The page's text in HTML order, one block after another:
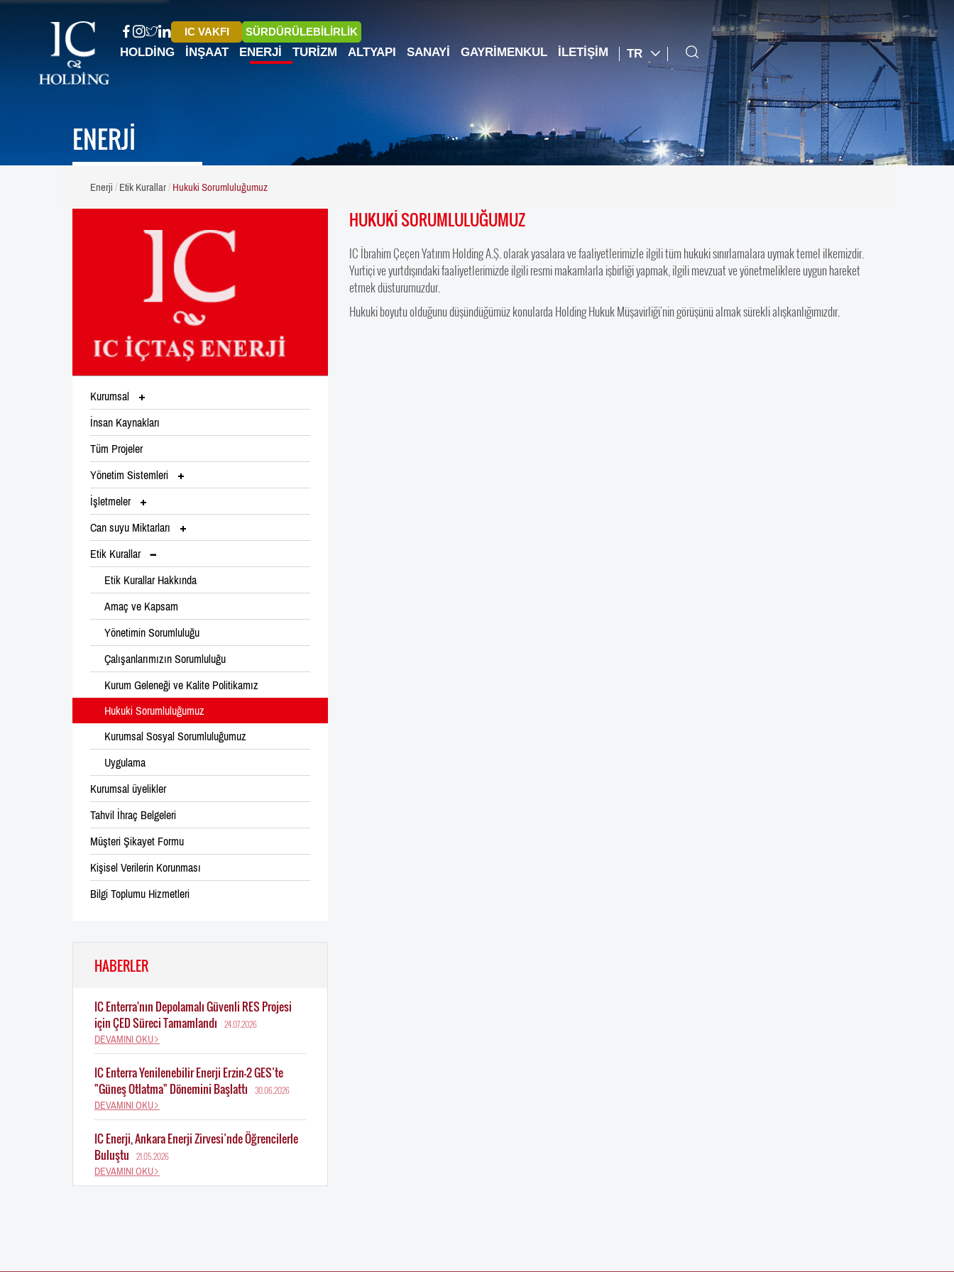
IC VAKFI SÜRDÜRÜLEBİLİRLİK
HOLDING İNŞAAT ENERJI TURIZM ALTYAPI SANAYI GAYRIMENKUL İLETIŞIM TR
ENERJİ
Enerji Etik Kurallar Hukuki Sorumluluğumuz
Kurumsal
İnsan Kaynakları
Tüm Projeler
Yönetim Sistemleri
İşletmeler
Can suyu Miktarları
Etik Kurallar
Etik Kurallar Hakkında
Amaç ve Kapsam
Yönetimin Sorumluluğu
Çalışanlarımızın Sorumluluğu
Kurum Geleneği ve Kalite Politikamız
Hukuki Sorumluluğumuz
Kurumsal Sosyal Sorumluluğumuz
Uygulama
Kurumsal üyelikler
Tahvil İhraç Belgeleri
Müşteri Şikayet Formu
Kişisel Verilerin Korunması
Bilgi Toplumu Hizmetleri
HABERLER
IC Enterra'nın Depolamalı Güvenli RES Projesi
için ÇED Süreci Tamamlandı
24.07.2026
DEVAMINI OKU
IC Enterra Yenilenebilir Enerji Erzin-2 GES’te
"Güneş Otlatma" Dönemini Başlattı
30.06.2026
DEVAMINI OKU
IC Enerji, Ankara Enerji Zirvesi’nde Öğrencilerle
Buluştu
21.05.2026
DEVAMINI OKU
HUKUKİ SORUMLULUĞUMUZ
IC İbrahim Çeçen Yatırım Holding A.Ş. olarak yasalara ve faaliyetlerimizle ilgili tüm hukuki sınırlamalara uymak temel ilkemizdir.
Yurtiçi ve yurtdışındaki faaliyetlerimizde ilgili resmi makamlarla işbirliği yapmak, ilgili mevzuat ve yönetmeliklere uygun hareket
etmek düsturumuzdur.
Hukuki boyutu olduğunu düşündüğümüz konularda Holding Hukuk Müşavirliği'nin görüşünü almak sürekli alışkanlığımızdır.